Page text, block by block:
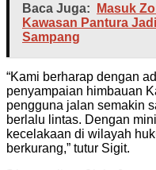
Baca Juga:
Masuk
Kawasan Pantura
Sampang
“Kami berharap dengan
penyampaian himbauan
pengguna jalan semakin
berlalu lintas. Dengan
kecelakaan di wilayah
berkurang,” tutur Sigit.